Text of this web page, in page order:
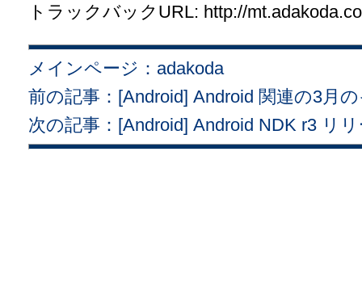
トラックバックURL: http://
メインページ：adakoda
前の記事：[Android] Android 関連の3月
次の記事：[Android] Android NDK r3 リ